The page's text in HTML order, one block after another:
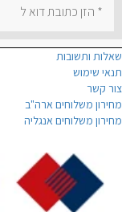
שאלות ותשובות
תנאי שימוש
צור קשר
מחירון משלוחים ארה"ב
מחירון משלוחים אנגליה